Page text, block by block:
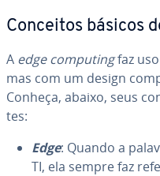
Conceitos básicos
A edge computingfaz
mas com um design
Conheça, abaixo, seus
tes:
Edge: Quando a
TI, ela sempre faz